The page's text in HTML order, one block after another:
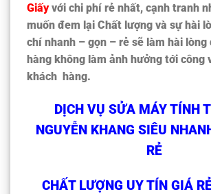
Giấyvới chi phí rẻ nhất, cạnh tranh
muốn đem lại Chất lượng và sự hài
chí nhanh – gọn – rẻ sẽ làm hài lòng
hàng không làm ảnh hưởng tới công
khách hàng.
DỊCH VỤ SỬA MÁY TÍNH
NGUYỄN KHANG SIÊU
RẺ
CHẤT LƯỢNG UY TÍN GIÁ